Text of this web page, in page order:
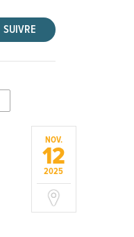
SUIVRE
NOV.
12
2025